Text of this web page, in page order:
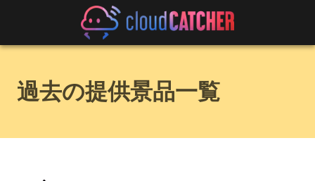
過去の提供景品一覧